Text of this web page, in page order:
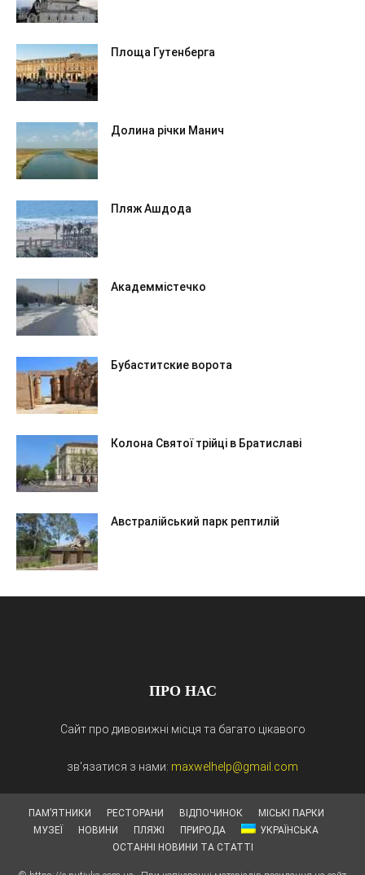
Площа Гутенберга
Долина річки Манич
Пляж Ашдода
Академмістечко
Бубаститские ворота
Колона Святої трійці в Братиславі
Австралійський парк рептилій
ПРО НАС
Сайт про дивовижні місця та багато цікавого
зв'язатися з нами: maxwelhelp@gmail.com
ПАМ’ЯТНИКИ РЕСТОРАНИ ВІДПОЧИНОК
МІСЬКІ ПАРКИ
МУЗЕЇ
НОВИНИ ПЛЯЖІ ПРИРОДА
УКРАЇНСЬКА
ОСТАННІ НОВИНИ ТА СТАТТІ